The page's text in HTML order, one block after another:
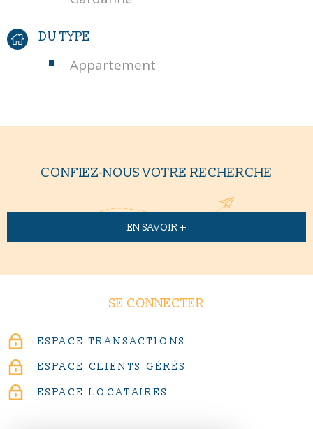
DU TYPE
Appartement
CONFIEZ-NOUS VOTRE RECHERCHE
EN SAVOIR +
SE CONNECTER
ESPACE TRANSACTIONS
ESPACE CLIENTS GÉRÉS
ESPACE LOCATAIRES